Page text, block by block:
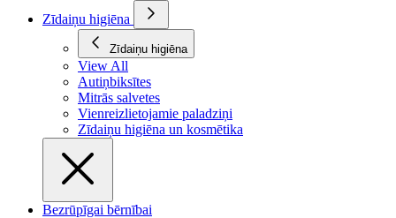
Zīdaiņu higiēna
Zīdaiņu higiēna
View All
Autiņbiksītes
Mitrās salvetes
Vienreizlietojamie paladziņi
Zīdaiņu higiēna un kosmētika
Bezrūpīgai bērnībai